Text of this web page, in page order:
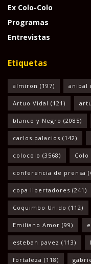
Ex Colo-Colo
Programas
Entrevistas
Etiquetas
almiron (197) anibal
Artuo Vidal (121)
blanco y Negro (2085)
carlos palacios (142)
colocolo (3568) Colo
conferencia de prensa
copa libertadores (241)
Coquimbo Unido (112)
Emiliano Amor (99)
esteban pavez (113)
fortaleza (118)